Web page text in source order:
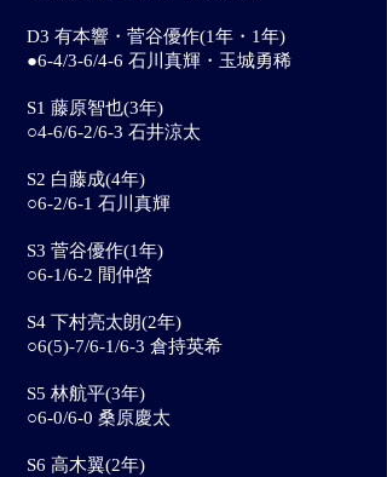
D3 有本響・菅谷優作(1年・1年)
●6-4/3-6/4-6 石川真輝・玉城勇稀
S1 藤原智也(3年)
○4-6/6-2/6-3 石井涼太
S2 白藤成(4年)
○6-2/6-1 石川真輝
S3 菅谷優作(1年)
○6-1/6-2 間仲啓
S4 下村亮太朗(2年)
○6(5)-7/6-1/6-3 倉持英希
S5 林航平(3年)
○6-0/6-0 桑原慶太
S6 高木翼(2年)